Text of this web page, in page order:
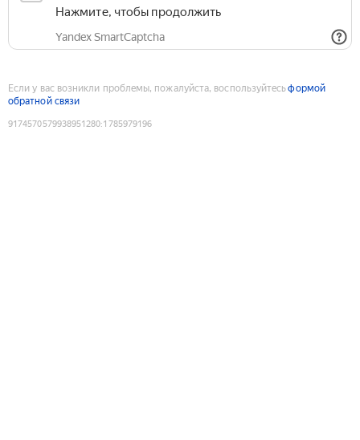
Нажмите, чтобы продолжить
Yandex SmartCaptcha
Если у вас возникли проблемы, пожалуйста, воспользуйтесьформой
обратной связи
9174570579938951280:1785979196